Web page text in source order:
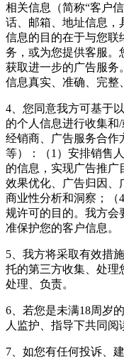
相关信息（简称“客户
话、邮箱、地址信息，
信息的目的在于与您联
务，或为您提供客服。
获取进一步的广告服务
信息真实、准确、完整
4、您同意我方可基于
的个人信息进行收集和
经销商、广告服务合作
等）：（1）安排销售
的信息，实现广告推广
效果优化、广告归因、
商业性分析和洞察；（
规许可的目的。我方会
准保护您的客户信息。
5、我方将采取有效措
托的第三方收集、处理
处理、负责。
6、若您是未满18周岁
人监护、指导下共同阅
7、如您有任何投诉、